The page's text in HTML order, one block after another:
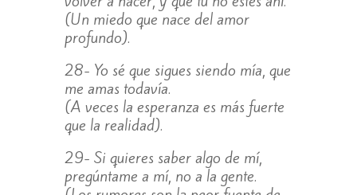
(Un miedo que nace del amor
profundo).
28- Yo sé que sigues siendo mía, que
me amas todavía.
(A veces la esperanza es más fuerte
que la realidad).
29- Si quieres saber algo de mí,
pregúntame a mí, no a la gente.